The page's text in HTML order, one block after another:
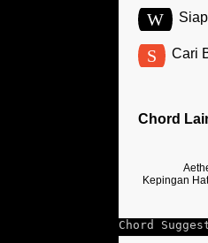
W
S Cari
Chord
Kepingan
Chord